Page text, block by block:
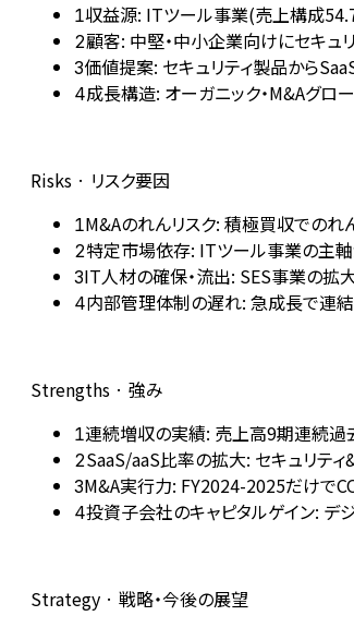
1収益源: ITツール事業(売上構成
2顧客: 中堅・中小企業向けにセキュ
3価値提案: セキュリティ製品から
4成長構造: オーガニック・M&Aグロ
Risks · リスク要因
1M&Aのれんリスク: 積極買収での
2特定市場依存: ITツール事業の主軸
3IT人材の確保・流出: SES事業の拡
4内部管理体制の遅れ: 急成長で連結
Strengths · 強み
1連続増収の実績: 売上高9期連続過
2SaaS/aaS比率の拡大: セキュリテ
3M&A実行力: FY2024-2025だけで
4投資子会社のキャピタルゲイン: デ
Strategy · 戦略・今後の展望